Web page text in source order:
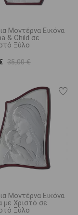
Μοντέρνα Εικόνα
& Child σε
Ξύλο
35,00 €
Μοντέρνα Εικόνα
με Χριστό σε
Ξύλο